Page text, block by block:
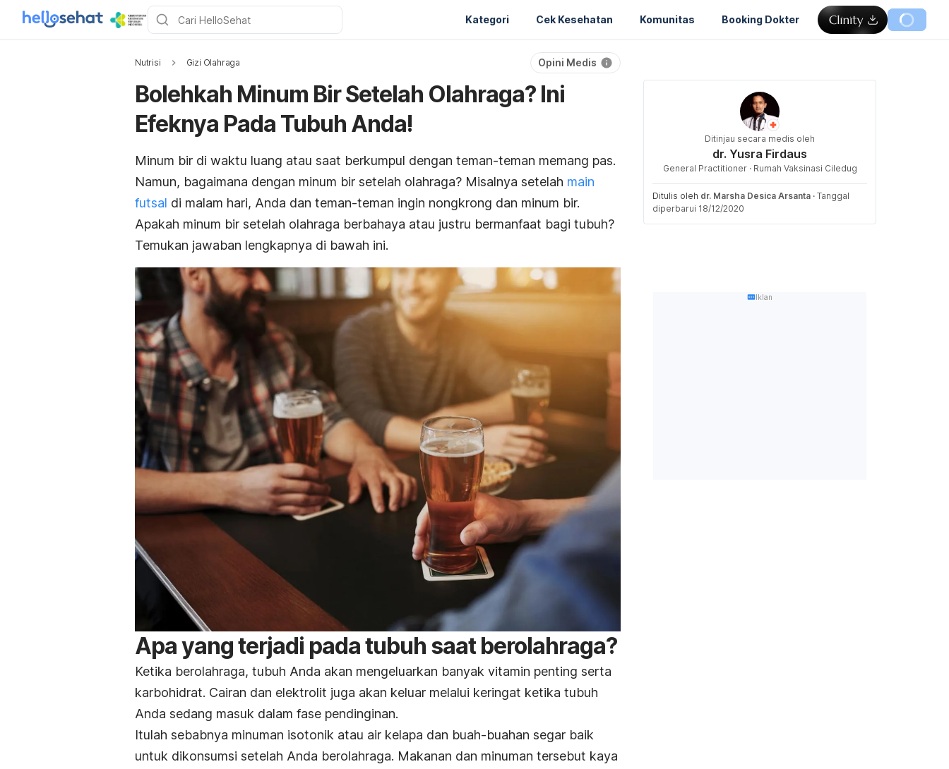
Kategori Cek Kesehatan Komunitas Booking Dokter
Nutrisi Gizi Olahraga Opini Medis
Bolehkah Minum Bir Setelah Olahraga? Ini
Efeknya Pada Tubuh Anda!
Minum bir di waktu luang atau saat berkumpul dengan teman-teman memang pas.
Namun, bagaimana dengan minum bir setelah olahraga? Misalnya setelah main
futsal di malam hari, Anda dan teman-teman ingin nongkrong dan minum bir.
Apakah minum bir setelah olahraga berbahaya atau justru bermanfaat bagi tubuh?
Temukan jawaban lengkapnya di bawah ini.
Apa yang terjadi pada tubuh saat berolahraga?
Ketika berolahraga, tubuh Anda akan mengeluarkan banyak vitamin penting serta
karbohidrat. Cairan dan elektrolit juga akan keluar melalui keringat ketika tubuh
Anda sedang masuk dalam fase pendinginan.
Itulah sebabnya minuman isotonik atau air kelapa dan buah-buahan segar baik
untuk dikonsumsi setelah Anda berolahraga. Makanan dan minuman tersebut kaya
Ditinjau secara medis oleh
dr. Yusra Firdaus
General Practitioner · Rumah Vaksinasi Ciledug
Ditulis oleh dr. Marsha Desica Arsanta · Tanggal
diperbarui 18/12/2020
Iklan